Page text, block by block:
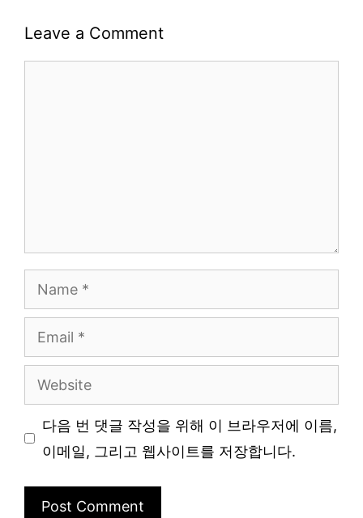
Leave a Comment
Name
Email
Website
다음 번 댓글 작성을 위해 이 브라우저에 이름,
이메일, 그리고 웹사이트를 저장합니다.